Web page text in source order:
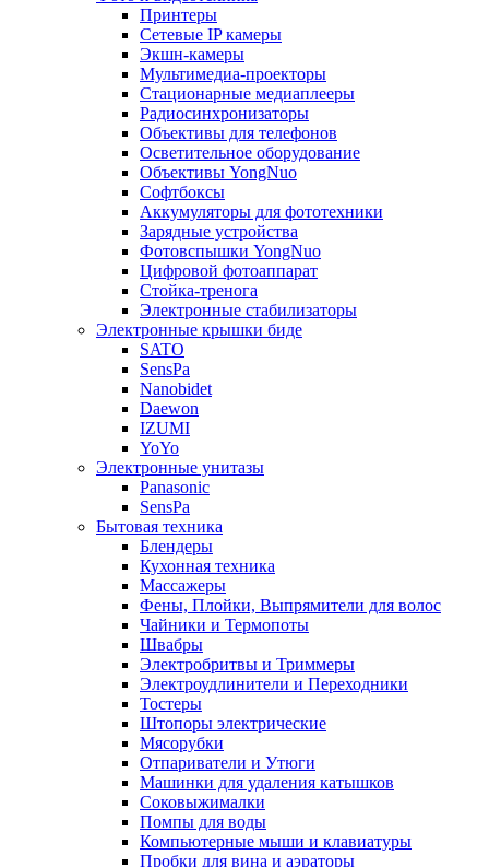
Принтеры
Сетевые IP камеры
Экшн-камеры
Мультимедиа-проекторы
Стационарные медиаплееры
Радиосинхронизаторы
Объективы для телефонов
Осветительное оборудование
Объективы YongNuo
Софтбоксы
Аккумуляторы для фототехники
Зарядные устройства
Фотовспышки YongNuo
Цифровой фотоаппарат
Стойка-тренога
Электронные стабилизаторы
Электронные крышки биде
SATO
SensPa
Nanobidet
Daewon
IZUMI
YoYo
Электронные унитазы
Panasonic
SensPa
Бытовая техника
Блендеры
Кухонная техника
Массажеры
Фены, Плойки, Выпрямители для волос
Чайники и Термопоты
Швабры
Электробритвы и Триммеры
Электроудлинители и Переходники
Тостеры
Штопоры электрические
Мясорубки
Отпариватели и Утюги
Машинки для удаления катышков
Соковыжималки
Помпы для воды
Компьютерные мыши и клавиатуры
Пробки для вина и аэраторы